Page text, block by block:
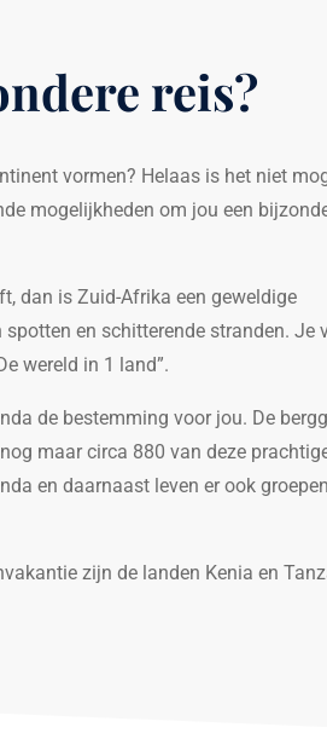
reis?
vormen? Helaas is het niet
mogelijkheden om jou een
dan is Zuid-Afrika een geweldige
en schitterende stranden. Je
wereld in 1 land”.
de bestemming voor jou. De
maar circa 880 van deze
en daarnaast leven er ook
zijn de landen Kenia en